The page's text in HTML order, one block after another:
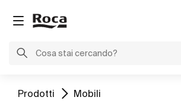
Prodotti Mobili